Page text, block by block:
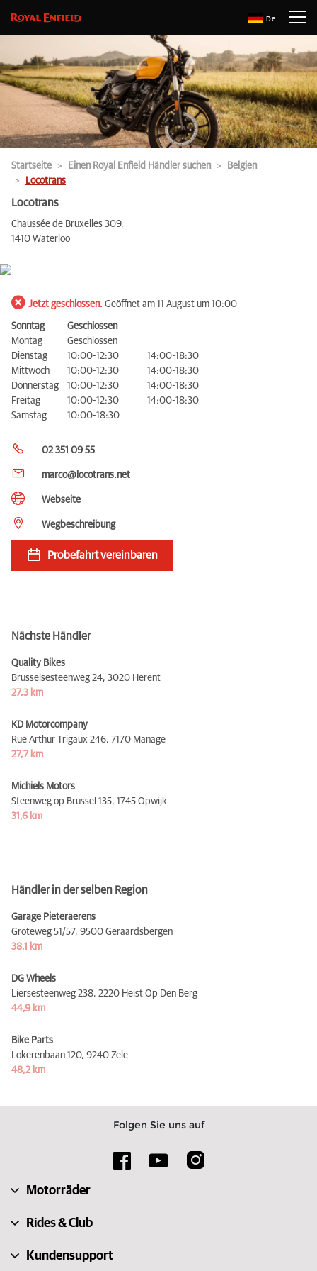
De
Startseite Einen Royal Enfield Händler suchen
Belgien
Locotrans
Locotrans
Chaussée de Bruxelles 309,
1410 Waterloo
Jetzt geschlossen. Geöffnet am 11 August um 10:00
Sonntag
Geschlossen
Montag
Geschlossen
Dienstag
10:00-12:30
14:00-18:30
Mittwoch
10:00-12:30
14:00-18:30
Donnerstag
10:00-12:30
14:00-18:30
Freitag
10:00-12:30
14:00-18:30
Samstag
10:00-18:30
02 351 09 55
marco@locotrans.net
Webseite
Wegbeschreibung
Probefahrt vereinbaren
Nächste Händler
Quality Bikes
Brusselsesteenweg 24, 3020 Herent
27,3 km
KD Motorcompany
Rue Arthur Trigaux 246, 7170 Manage
27,7 km
Michiels Motors
Steenweg op Brussel 135, 1745 Opwijk
31,6 km
Händler in der selben Region
Garage Pieteraerens
Groteweg 51/57, 9500 Geraardsbergen
38,1 km
DG Wheels
Liersesteenweg 238, 2220 Heist Op Den Berg
44,9 km
Bike Parts
Lokerenbaan 120, 9240 Zele
48,2 km
Folgen Sie uns auf
Motorräder
Rides & Club
Kundensupport